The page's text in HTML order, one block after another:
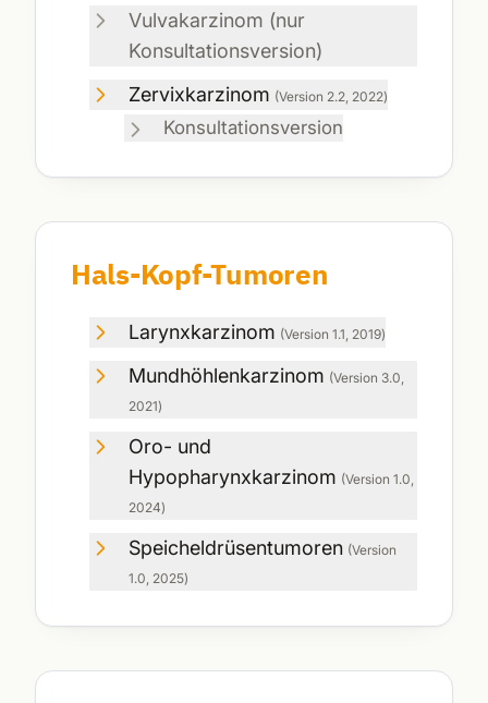
Vulvakarzinom (nur
Konsultationsversion)
Zervixkarzinom (Version 2.2, 2022)
Konsultationsversion
Hals-Kopf-Tumoren
Larynxkarzinom (Version 1.1, 2019)
Mundhöhlenkarzinom (Version 3.0,
2021)
Oro- und
Hypopharynxkarzinom (Version 1.0,
2024)
Speicheldrüsentumoren (Version
1.0, 2025)